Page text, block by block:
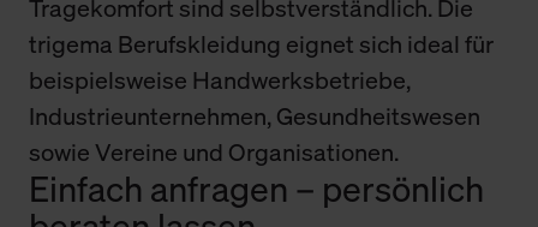
Tragekomfort sind selbstverständlich. Die
trigema Berufskleidung eignet sich ideal für
beispielsweise Handwerksbetriebe,
Industrieunternehmen, Gesundheitswesen
sowie Vereine und Organisationen.
Einfach anfragen – persönlich